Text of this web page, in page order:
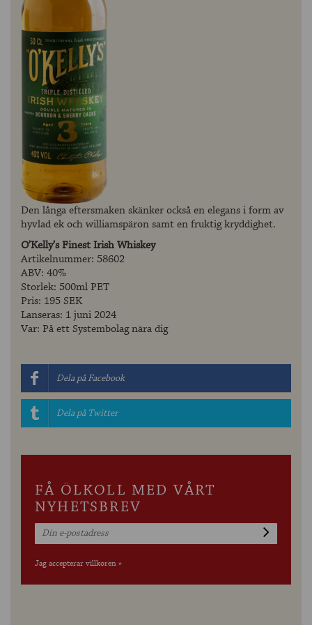
Den långa eftersmaken skänker också en elegans i form av
hyvlad ek och williamspäron samt en fruktig kryddighet.
O’Kelly’s Finest Irish Whiskey
Artikelnummer: 58602
ABV: 40%
Storlek: 500ml PET
Pris: 195 SEK
Lanseras: 1 juni 2024
Var: På ett Systembolag nära dig
Dela på Facebook
Dela på Twitter
FÅ ÖLKOLL MED VÅRT
NYHETSBREV
Jag accepterar villkoren »